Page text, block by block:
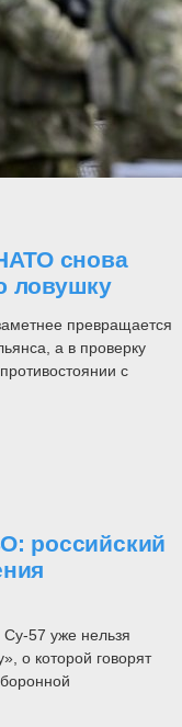
снова
ловушку
превращается
а в проверку
с
российский
Су-57 уже нельзя
о которой говорят